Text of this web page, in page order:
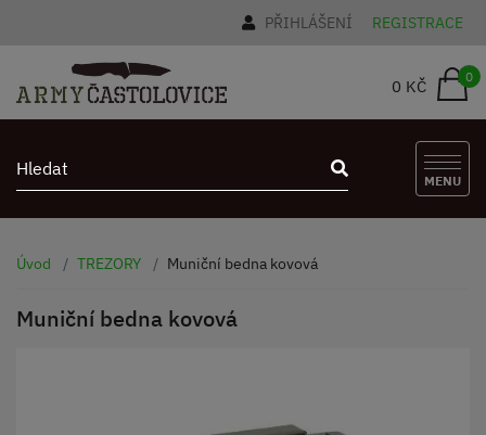
PŘIHLÁŠENÍ REGISTRACE
0 KČ 0
MENU
Úvod TREZORY Muniční bedna kovová
Muniční bedna kovová